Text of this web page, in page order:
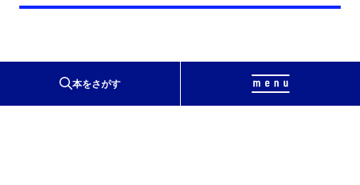
本をさがす
〒111-8755 東京都台東区蔵前2-5-3